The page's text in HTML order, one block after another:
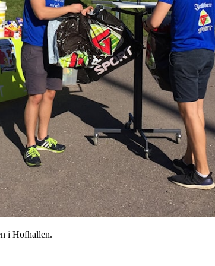
i Hofhallen.